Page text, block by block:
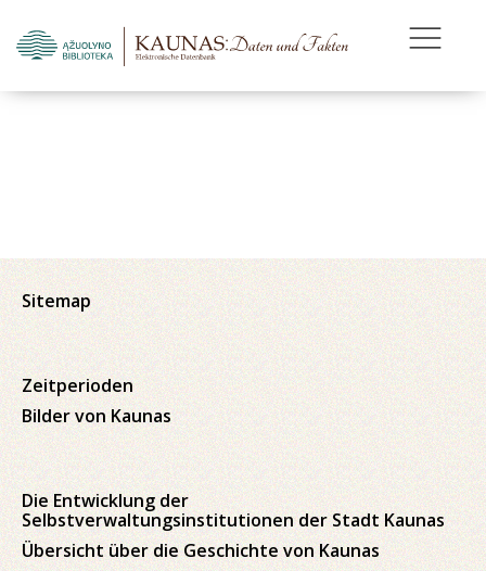
Sitemap
Zeitperioden
Bilder von Kaunas
Die Entwicklung der
Selbstverwaltungsinstitutionen der Stadt Kaunas
Übersicht über die Geschichte von Kaunas